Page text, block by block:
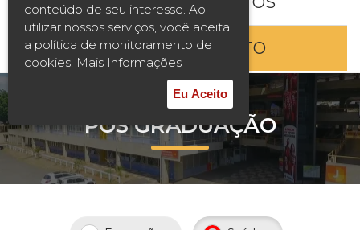
Vestibular
2ª Graduação
Transferência
Reingresso
Prouni
Desconto de pontualidade
ENTRE EM CONTATO
PÓS GRADUAÇÃO
conteúdo de seu interesse. Ao
utilizar nossos serviços, você aceita
a política de monitoramento de
cookies. Mais Informações
Eu Aceito